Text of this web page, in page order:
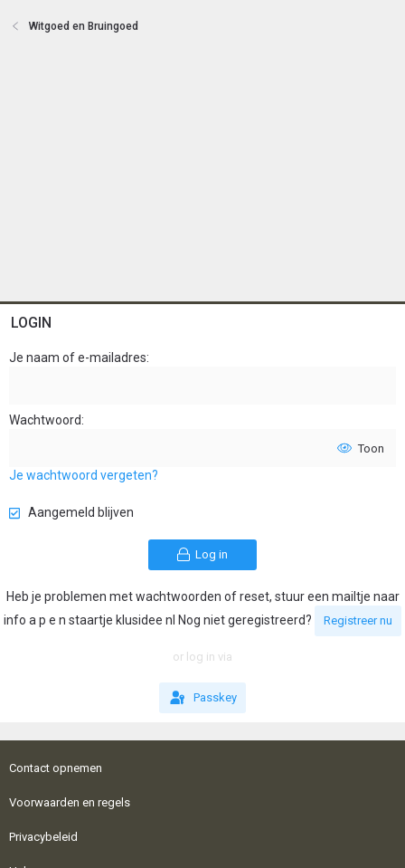
Witgoed en Bruingoed
LOGIN
Je naam of e-mailadres
Wachtwoord
Toon
Je wachtwoord vergeten?
Aangemeld blijven
Log in
Heb je problemen met wachtwoorden of reset, stuur een mailtje naar
info a p e n staartje klusidee nl Nog niet geregistreerd?
Registreer nu
or log in via
Passkey
Contact opnemen
Voorwaarden en regels
Privacybeleid